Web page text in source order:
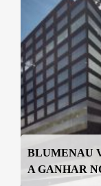
BLUMENAU
A GANHAR